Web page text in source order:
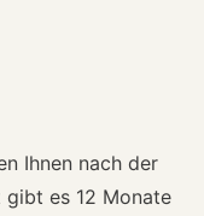
Ihnen nach der
es 12 Monate